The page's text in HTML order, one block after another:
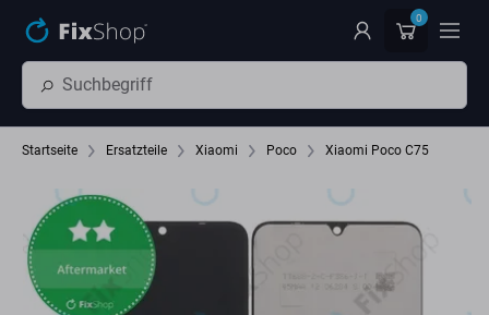
0
Startseite Ersatzteile Xiaomi Poco Xiaomi Poco C75